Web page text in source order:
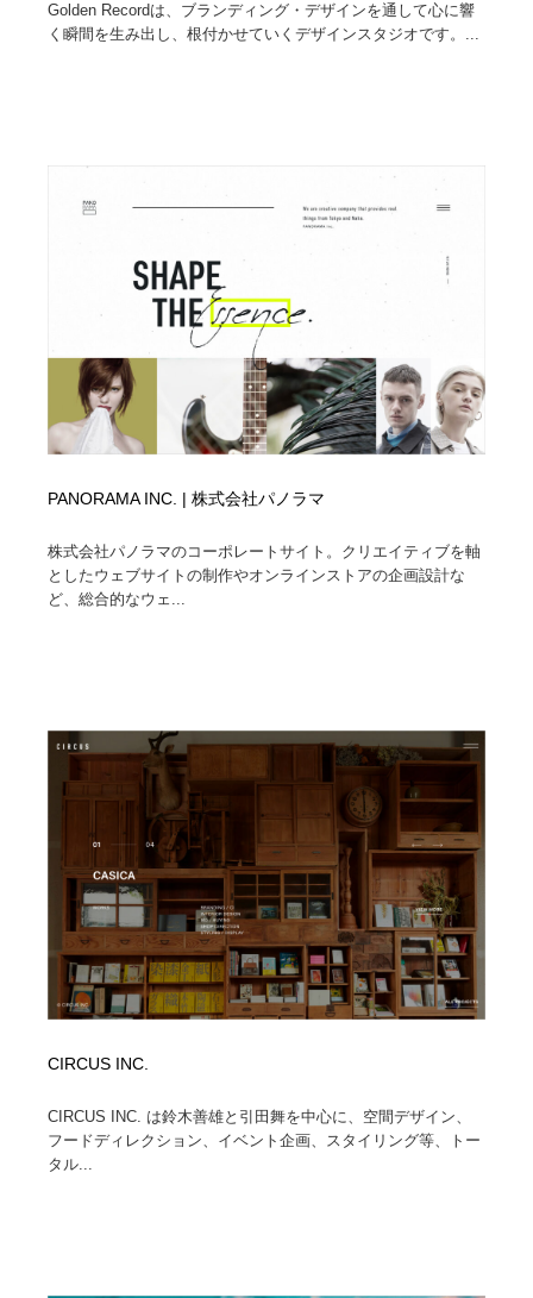
Golden Recordは、ブランディング・デザインを通して心に響
く瞬間を生み出し、根付かせていくデザインスタジオです。...
PANORAMA INC. | 株式会社パノラマ
株式会社パノラマのコーポレートサイト。クリエイティブを軸
としたウェブサイトの制作やオンラインストアの企画設計な
ど、総合的なウェ...
CIRCUS INC.
CIRCUS INC. は鈴木善雄と引田舞を中心に、空間デザイン、
フードディレクション、イベント企画、スタイリング等、トー
タル...